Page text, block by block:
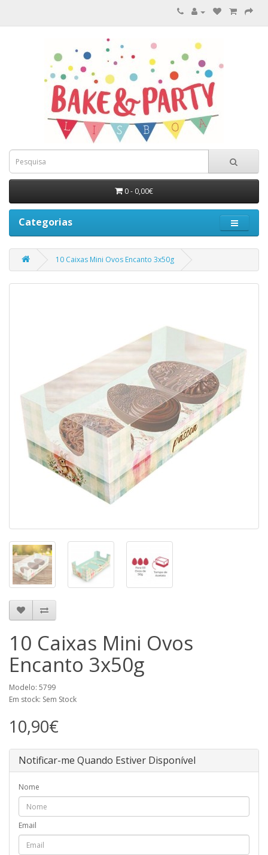
0 - 0,00€
Categorias
10 Caixas Mini Ovos Encanto 3x50g
10 Caixas Mini Ovos
Encanto 3x50g
Modelo: 5799
Em stock: Sem Stock
10,90€
Notificar-me Quando Estiver Disponível
Nome
Email